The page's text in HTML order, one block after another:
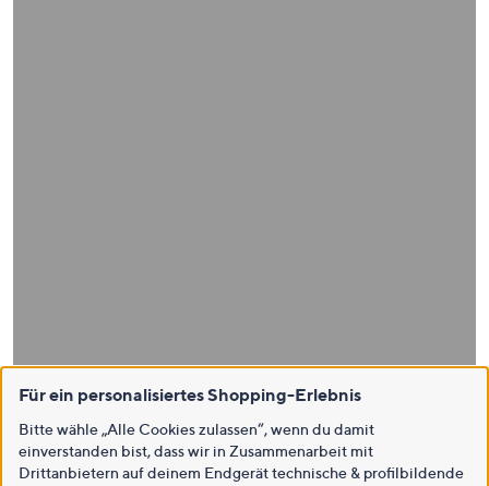
Für ein personalisiertes Shopping-Erlebnis
Bitte wähle „Alle Cookies zulassen“, wenn du damit
einverstanden bist, dass wir in Zusammenarbeit mit
Drittanbietern auf deinem Endgerät technische & profilbildende